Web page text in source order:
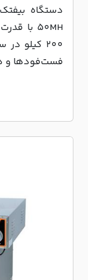
200 کیلو
فست‌فودها و